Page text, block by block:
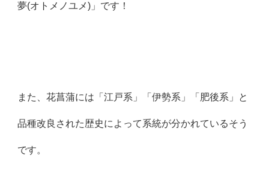
夢(オトメノユメ)」です！
また、花菖蒲には「江戸系」「伊勢系」「肥後系」と
品種改良された歴史によって系統が分かれているそう
です。